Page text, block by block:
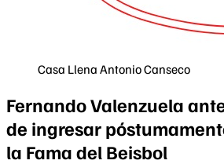
Casa Llena Antonio Canseco
Fernando Valenzuela
de ingresar
la Fama del Beisbol